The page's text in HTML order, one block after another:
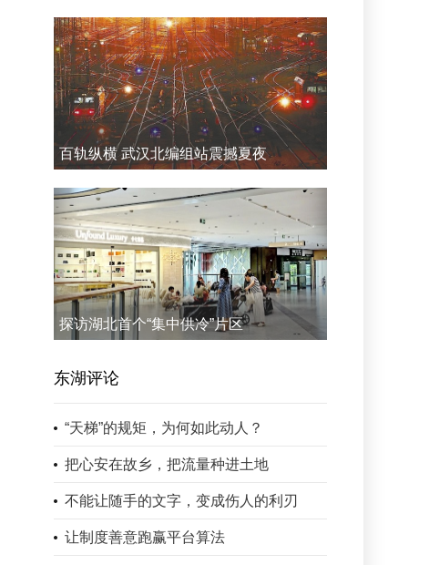
百轨纵横 武汉北编组站震撼夏夜
探访湖北首个“集中供冷”片区
东湖评论
“天梯”的规矩，为何如此动人？
把心安在故乡，把流量种进土地
不能让随手的文字，变成伤人的利刃
让制度善意跑赢平台算法